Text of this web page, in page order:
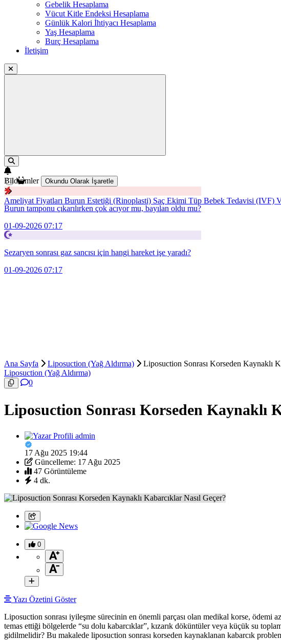
Gebelik Hesaplama
Vücut Kitle Endeksi Hesaplama
Günlük Kalori İhtiyacı Hesaplama
Yaş Hesaplama
Burç Hesaplama
İletişim
Bildirimler Okundu Olarak İşaretle
Burun tamponu çıkarılırken çok acıyor mu, bayılan oldu mu?
01-09-2026 07:17
Sezaryen sonrası gaz sancısı için hangi hareket işe yaradı?
01-09-2026 07:17
Ameliyat Fiyatları Burun Estetiği (Rinoplasti) Saç Ekimi Tüp Bebek Tedavisi (IVF)
Ana Sayfa Liposuction (Yağ Aldırma)
Liposuction Sonrası Korseden Kaynaklı
Liposuction (Yağ Aldırma)
0
Liposuction Sonrası Korseden Kaynaklı
admin
17 Ağu 2025 19:44
Güncelleme: 17 Ağu 2025
47 Görüntüleme
4 dk.
0
Yazı Özetini Göster
Liposuction sonrası iyileşme sürecinin en önemli parçası olan medikal korse, ödemi
temas ettiği bölgelerde “su dolu kabarcıklar”, kızarık döküntüler veya küçük su
gidilmelidir? Bu makalede liposuction sonrası korseden kaynaklanan kabarcık